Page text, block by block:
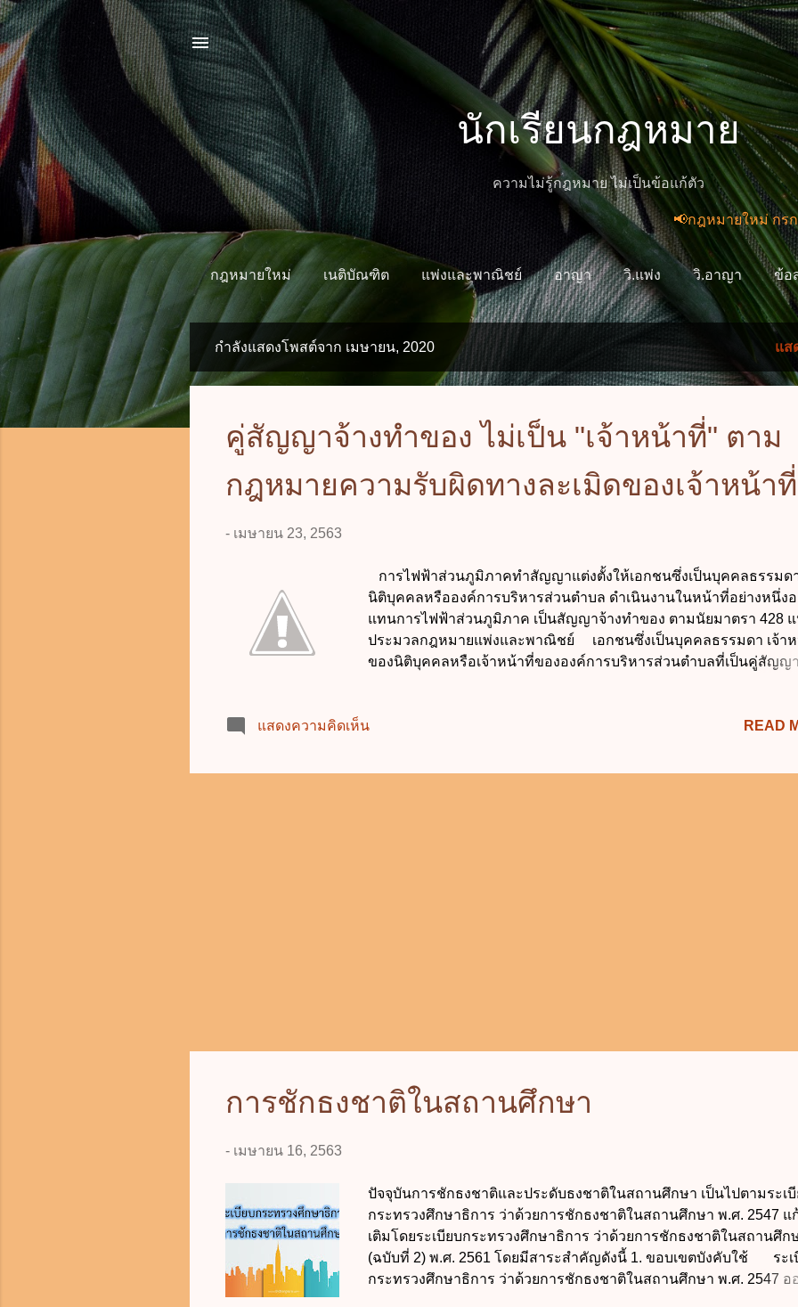
ข้ามไปที่เนื้อหาหลัก
นักเรียนกฎหมาย
ความไม่รู้กฎหมาย ไม่เป็นข้อแก้ตัว
📢กฎหมายใหม่ กรกฎาคม
กฎหมายใหม่ เนติบัณฑิต แพ่งและพาณิชย์ อาญา วิ.แพ่ง วิ.อาญา ข้อ
ท
กำลังแสดงโพสต์จาก เมษายน, 2020 แส
คู่สัญญาจ้างทำของ ไม่เป็น "เจ้าหน้าที่" ตาม
กฎหมายความรับผิดทางละเมิดของเจ้าหน้าที่
- เมษายน 23, 2563
การไฟฟ้าส่วนภูมิภาคทำสัญญาแต่งตั้งให้เอกชนซึ่งเป็นบุคคลธรรมด
นิติบุคคลหรือองค์การบริหารส่วนตำบล ดำเนินงานในหน้าที่อย่างหนึ่งอ
แทนการไฟฟ้าส่วนภูมิภาค เป็นสัญญาจ้างทำของ ตามนัยมาตรา 428 แ
ประมวลกฎหมายแพ่งและพาณิชย์ เอกชนซึ่งเป็นบุคคลธรรมดา เจ้า
ของนิติบุคคลหรือเจ้าหน้าที่ขององค์การบริหารส่วนตำบลที่เป็นคู่สัญญา
ทางละเมิดของเจ้าหน้าที่ พ.ศ. 2539 อ้างอิง - ความเห็นคณะกรรมการ
แสดงความคิดเห็น READ
การชักธงชาติในสถานศึกษา
- เมษายน 16, 2563
ปัจจุบันการชักธงชาติและประดับธงชาติในสถานศึกษา เป็นไปตามระเบี
กระทรวงศึกษาธิการ ว่าด้วยการชักธงชาติในสถานศึกษา พ.ศ. 2547 แ
เติมโดยระเบียบกระทรวงศึกษาธิการ ว่าด้วยการชักธงชาติในสถานศึก
(ฉบับที่ 2) พ.ศ. 2561 โดยมีสาระสำคัญดังนี้ 1. ขอบเขตบังคับใช้ ระเ
กระทรวงศึกษาธิการ ว่าด้วยการชักธงชาติในสถานศึกษา พ.ศ. 2547 อ